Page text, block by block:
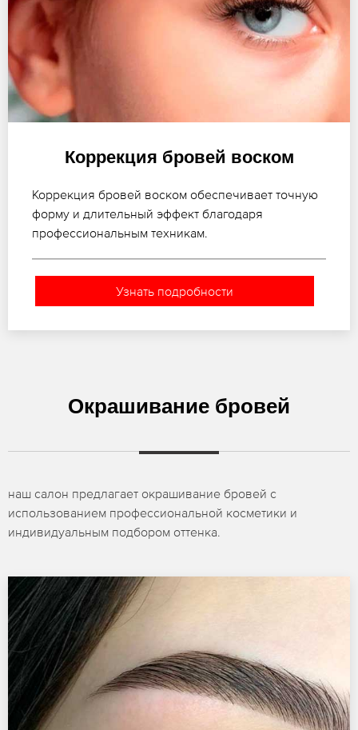
Коррекция бровей воском
Коррекция бровей воском обеспечивает точную
форму и длительный эффект благодаря
профессиональным техникам.
Узнать подробности
Окрашивание бровей
наш салон предлагает окрашивание бровей с
использованием профессиональной косметики и
индивидуальным подбором оттенка.